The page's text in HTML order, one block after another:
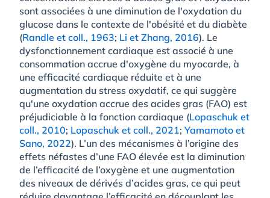
sont associées à une diminution de l'oxydation du
glucose dans le contexte de l'obésité et du diabète
(Randle et coll., 1963; Li et Zhang, 2016). Le
dysfonctionnement cardiaque est associé à une
consommation accrue d'oxygène du myocarde, à
une efficacité cardiaque réduite et à une
augmentation du stress oxydatif, ce qui suggère
qu'une oxydation accrue des acides gras (FAO) est
préjudiciable à la fonction cardiaque (Lopaschuk et
coll., 2010; Lopaschuk et coll., 2021;Yamamoto et
Sano, 2022). L’un des mécanismes à l’origine des
effets néfastes d’une FAO élevée est la diminution
de l’efficacité de l’oxygène et une augmentation
des niveaux de dérivés d’acides gras, ce qui peut